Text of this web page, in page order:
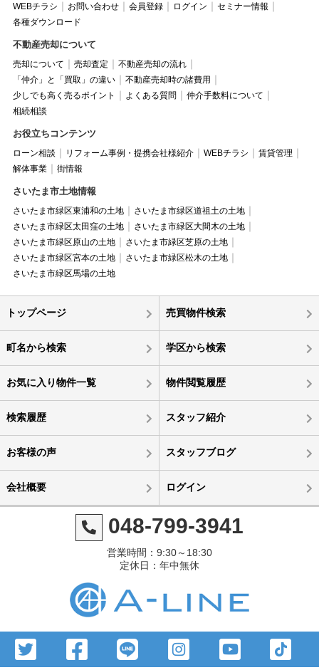
WEBチラシ
お問い合わせ 会員登録 ログイン
セミナー情報
各種ダウンロード
不動産売却について
売却について 売却査定
不動産売却の流れ
「仲介」と「買取」の違い
不動産売却時の諸費用
少しでも高く売るポイント
よくある質問
仲介手数料について
相続相談
お役立ちコンテンツ
ローン相談 リフォーム事例・提携会社様紹介 WEBチラシ
賃貸管理
解体事業
街情報
さいたま市土地情報
さいたま市緑区東浦和の土地
さいたま市緑区道祖土の土地
さいたま市緑区太田窪の土地
さいたま市緑区大間木の土地
さいたま市緑区原山の土地
さいたま市緑区芝原の土地
さいたま市緑区宮本の土地
さいたま市緑区松木の土地
さいたま市緑区馬場の土地
トップページ 売買物件検索
町名から検索 学区から検索
お気に入り物件一覧 物件閲覧履歴
検索履歴 スタッフ紹介
お客様の声 スタッフブログ
会社概要 ログイン
048-799-3941
営業時間：9:30～18:30
定休日：年中無休